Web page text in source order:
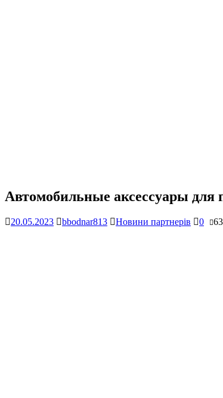
Автомобильные аксессуары для
20.05.2023 bbodnar813 Новини партнерів 0